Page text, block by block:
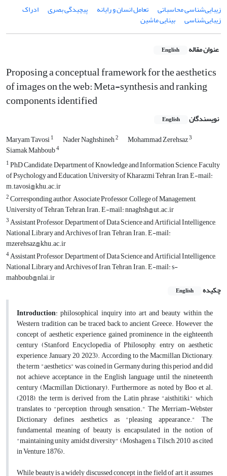
زیبایی‌شناسی محاسباتی
تعامل انسان و رایانه پیچیدگی بصری ادراک
زیبایی‌شناسی بینایی ماشین
عنوان مقاله English
Proposing a conceptual framework for the aesthetics
of images on the web: Meta-synthesis and ranking
components identified
نویسندگان English
Maryam Tavosi1 Nader Naghshineh2 Mohammad Zerehsaz3
Siamak Mahboub4
1PhD Candidate, Department of Knowledge and Information Science, Faculty
of Psychology and Education, University of Kharazmi Tehran, Iran, E-mail:
m.tavosi@khu.ac.ir
2Corresponding author, Associate Professor, College of Management,
University of Tehran, Tehran, Iran. E-mail: nnaghsh@ut.ac.ir
3Assistant Professor, Department of Data Science and Artificial Intelligence,
National Library and Archives of Iran, Tehran, Iran. E-mail:
mzerehsaz@khu.ac.ir
4Assistant Professor, Department of Data Science and Artificial Intelligence,
National Library and Archives of Iran, Tehran, Iran. E-mail: s-
mahboub@nlai.ir
چکیده
English
Introduction: philosophical inquiry into art and beauty within the
Western tradition can be traced back to ancient Greece. However, the
concept of aesthetic experience gained prominence in the eighteenth
century (Stanford Encyclopedia of Philosophy, entry on aesthetic
experience, January 20, 2023). According to the Macmillan Dictionary,
the term "aesthetics" was coined in Germany during this period and did
not achieve acceptance in the English language until the nineteenth
century (Macmillan Dictionary). Furthermore, as noted by Boo et al.
(2018), the term is derived from the Latin phrase "aisthitiki," which
translates to "perception through sensation." The Merriam-Webster
Dictionary defines aesthetics as "pleasing appearance." The
fundamental meaning of beauty is encapsulated in the notion of
"maintaining unity amidst diversity" (Moshagen & Tilsch, 2010, as cited
in Venture, 1876).
While beauty is a widely discussed concept in the field of art, it assumes